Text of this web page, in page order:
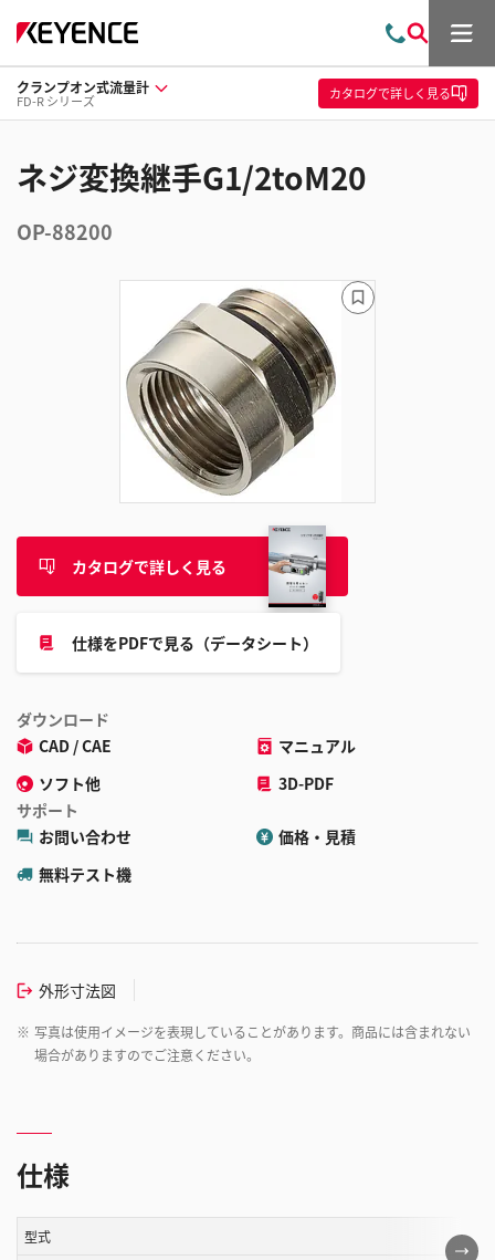
問
い
合
わ
索
メ
ュ
ー
クランプオン式流量計
FD-R シリーズ カタログで詳しく見る
ネジ変換継手G1/2toM20
OP-88200
カタログで詳しく見る
仕様をPDFで見る（データシート）
ダウンロード
CAD / CAE
マニュアル
ソフト他
3D-PDF
サポート
お問い合わせ
価格・見積
無料テスト機
外形寸法図
※ 写真は使用イメージを表現していることがあります。商品には含まれない
場合がありますのでご注意ください。
ブ
ッ
仕様
こ
型式